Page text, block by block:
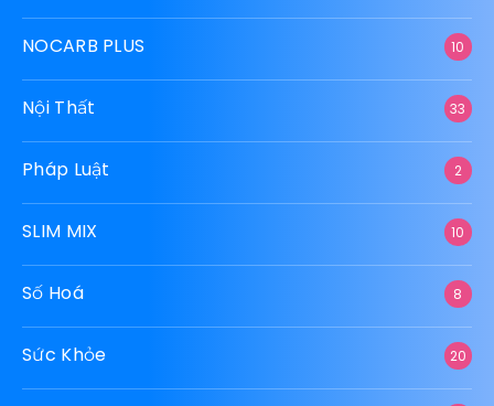
NOCARB PLUS 10
Nội Thất 33
Pháp Luật 2
SLIM MIX 10
Số Hoá 8
Sức Khỏe 20